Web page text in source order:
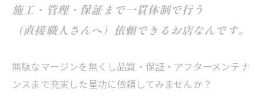
施工・管理・保証まで一貫体制で行う
（直接職人さんへ）依頼できるお店なんです。
無駄なマージンを無くし品質・保証・アフターメンテナ
ンスまで充実した星功に依頼してみませんか？